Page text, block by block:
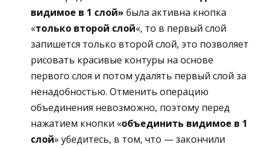
видимое в 1 слой» была активна кнопка
«только второй слой«, то в первый слой
запишется только второй слой, это позволяет
рисовать красивые контуры на основе
первого слоя и потом удалять первый слой за
ненадобностью. Отменить операцию
объединения невозможно, поэтому перед
нажатием кнопки «объединить видимое в 1
слой» убедитесь, в том, что — закончили